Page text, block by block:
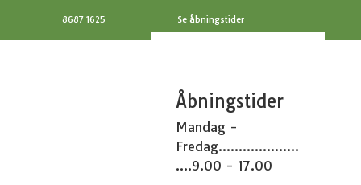
8687 1625 Se åbningstider
Åbningstider
Mandag -
Fredag....................
....9.00 - 17.00